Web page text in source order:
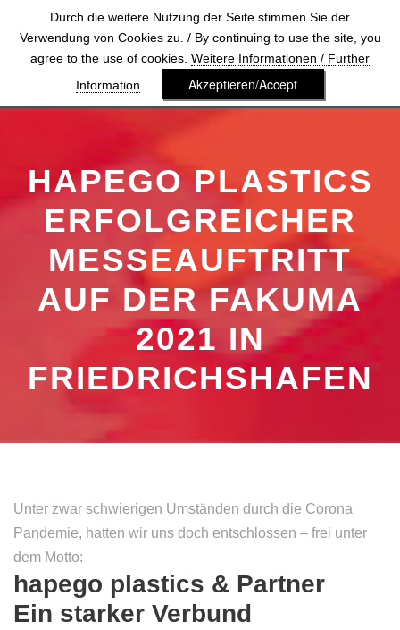
HAPEGO PLASTICS
ERFOLGREICHER
MESSEAUFTRITT
AUF DER FAKUMA
2021 IN
FRIEDRICHSHAFEN
Unter zwar schwierigen Umständen durch die Corona
Pandemie, hatten wir uns doch entschlossen – frei unter
dem Motto:
hapego plastics & Partner
Ein starker Verbund
Durch die weitere Nutzung der Seite stimmen Sie der
Verwendung von Cookies zu. / By continuing to use the site, you
agree to the use of cookies. Weitere Informationen / Further
Information
Akzeptieren/Accept